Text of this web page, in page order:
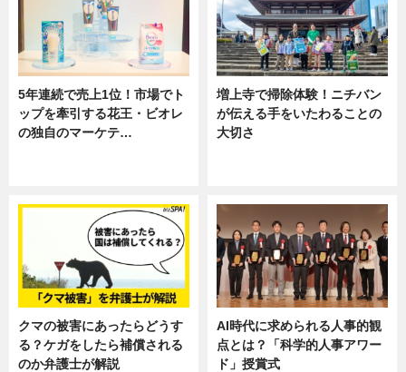
5年連続で売上1位！市場でト
ップを牽引する花王・ビオレ
の独自のマーケテ…
増上寺で掃除体験！ニチバン
が伝える手をいたわることの
大切さ
クマの被害にあったらどうす
る？ケガをしたら補償される
のか弁護士が解説
AI時代に求められる人事的観
点とは？「科学的人事アワー
ド」授賞式